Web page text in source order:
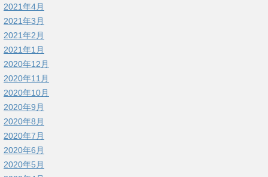
2021年4月
2021年3月
2021年2月
2021年1月
2020年12月
2020年11月
2020年10月
2020年9月
2020年8月
2020年7月
2020年6月
2020年5月